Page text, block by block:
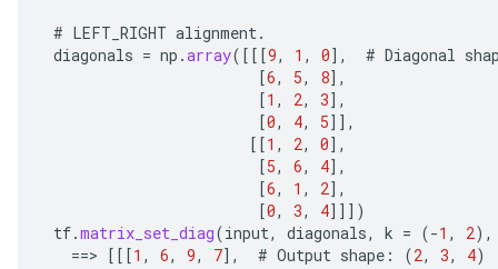
# LEFT_RIGHT alignment.
diagonals = np .array( [[[9, 1 , 0] , # Diagonal
[6, 5, 8] ,
[1 , 2, 3] ,
[0, 4, 5]] ,
[[1 , 2, 0] ,
[5, 6, 4] ,
[6, 1 , 2] ,
[0, 3, 4]]] )
tf.matrix_set_diag(input, diagonals, k = (-1 , 2),
==> [[[1 , 6, 9, 7] , # Output shape : (2, 3, 4)